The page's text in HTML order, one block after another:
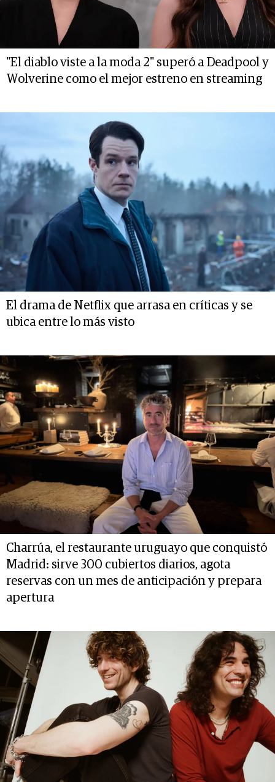
"El diablo viste a la moda 2" superó a Deadpool y
Wolverine como el mejor estreno en streaming
El drama de Netflix que arrasa en críticas y se
ubica entre lo más visto
Charrúa, el restaurante uruguayo que conquistó
Madrid: sirve 300 cubiertos diarios, agota
reservas con un mes de anticipación y prepara
apertura